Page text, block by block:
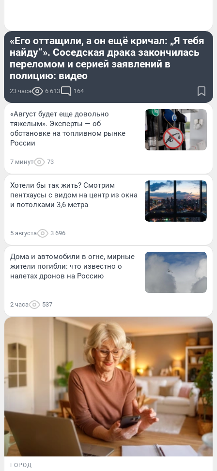
«Его оттащили, а он ещё кричал: „Я тебя
найду“». Соседская драка закончилась
переломом и серией заявлений в
полицию: видео
23 часа 6 613 164
«Август будет еще довольно
тяжелым». Эксперты — об
обстановке на топливном рынке
России
7 минут 73
Хотели бы так жить? Смотрим
пентхаусы с видом на центр из окна
и потолками 3,6 метра
5 августа 3 696
Дома и автомобили в огне, мирные
жители погибли: что известно о
налетах дронов на Россию
2 часа 537
ГОРОД